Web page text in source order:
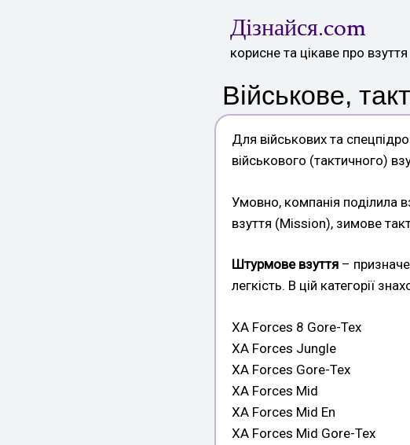
Дізнайся.com
корисне та цікаве про взуття
Військове,
Для військових та
військового (тактичного)
Умовно, компанія поділила
взуття (Mission), зимове
Штурмове взуття –
легкість. В цій категорії
XA Forces 8 Gore-Tex
XA Forces Jungle
XA Forces Gore-Tex
XA Forces Mid
XA Forces Mid En
XA Forces Mid Gore-Tex